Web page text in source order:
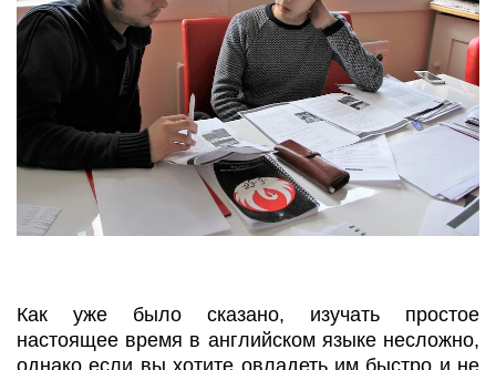
Как уже было сказано, изучать простое
настоящее время в английском языке несложно,